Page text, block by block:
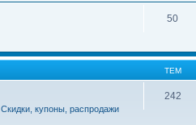
50
ТЕМ
Скидки, купоны, распродажи
242